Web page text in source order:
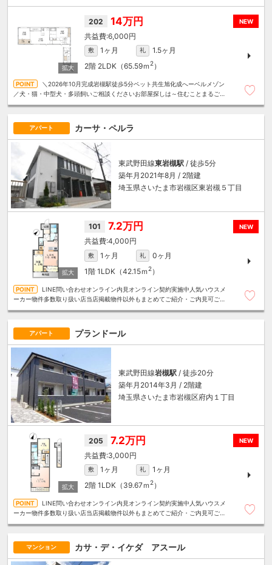
NEW
202 14万円
6,000円
敷 1ヶ月 礼
1.5ヶ月
2階 2LDK（65.59ｍ 2）
＼2026年10月完成岩槻駅徒歩5分ペット共生旭化成へーベルメゾン
／犬・猫・中型犬・多頭飼いご相談くださいお部屋探しは～住むことまるごと
アパート カーサ・ペルラ
東武野田線東岩槻駅 / 徒歩5分
築年月2021年8月 / 2階建
埼玉県さいたま市岩槻区東岩槻５丁目
NEW
101 7.2万円
4,000円
敷 1ヶ月 礼
0ヶ月
1階 1LDK（42.15ｍ 2）
LINE問い合わせオンライン内見オンライン契約実施中人気ハウスメ
ーカー物件多数取り扱い店当店掲載物件以外もまとめてご紹介・ご内見可ご予
アパート プランドール
東武野田線岩槻駅 / 徒歩20分
築年月2014年3月 / 2階建
埼玉県さいたま市岩槻区府内１丁目
NEW
205 7.2万円
3,000円
敷 1ヶ月 礼
1ヶ月
2階 1LDK（39.67ｍ 2）
LINE問い合わせオンライン内見オンライン契約実施中人気ハウスメ
ーカー物件多数取り扱い店当店掲載物件以外もまとめてご紹介・ご内見可ご予
マンション カサ・デ・イケダ アスール